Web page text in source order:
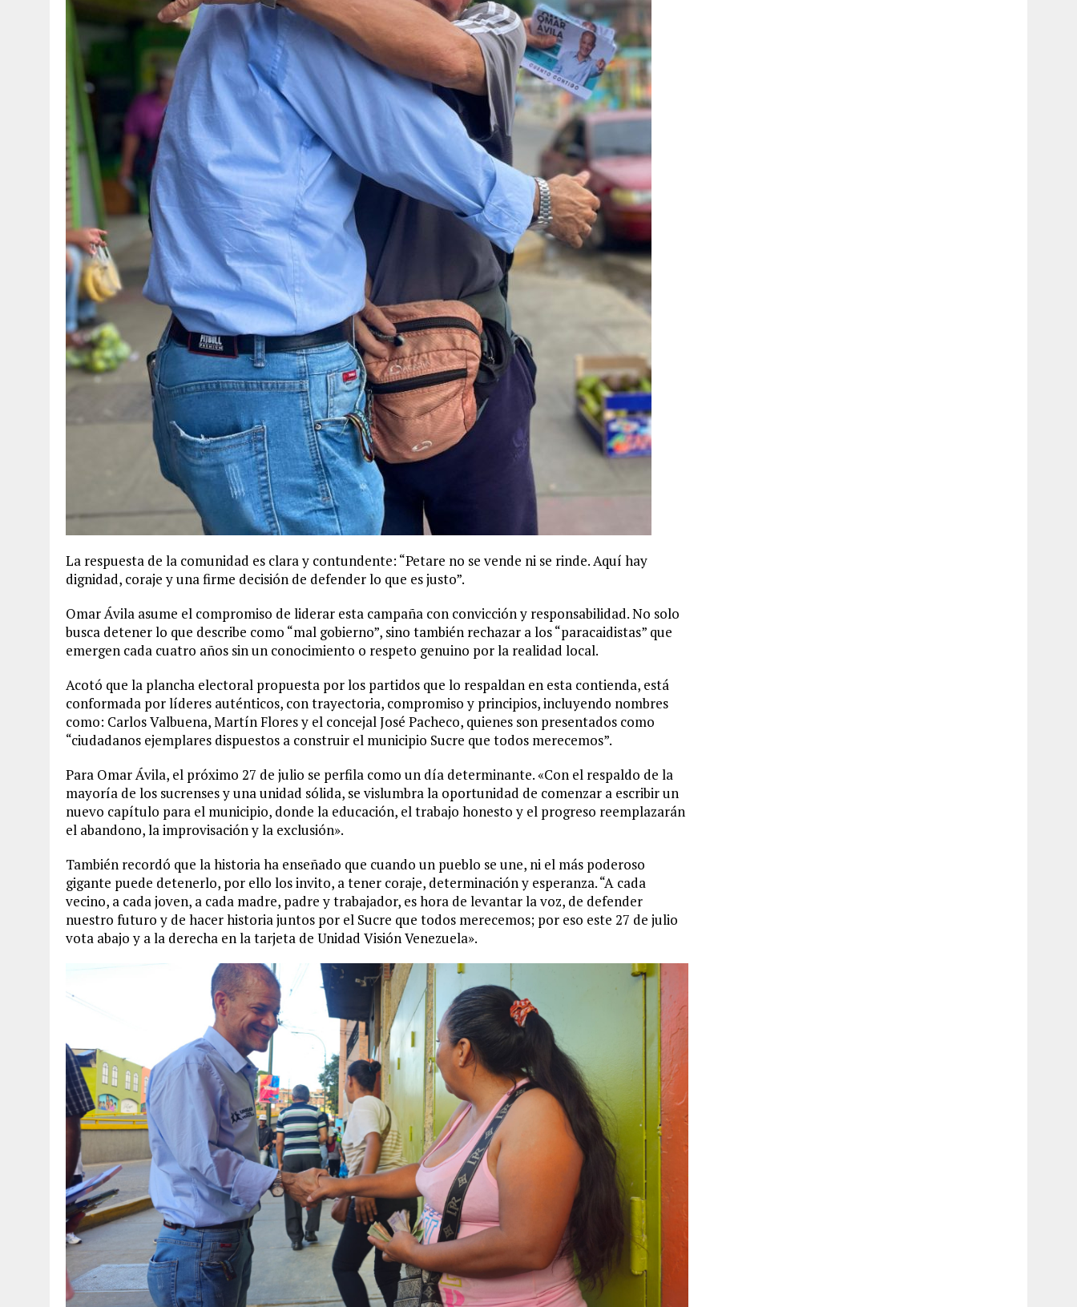
La respuesta de la comunidad es clara y contundente: “Petare no se vende ni se rinde. Aquí hay
dignidad, coraje y una firme decisión de defender lo que es justo”.
Omar Ávila asume el compromiso de liderar esta campaña con convicción y responsabilidad. No solo
busca detener lo que describe como “mal gobierno”, sino también rechazar a los “paracaidistas” que
emergen cada cuatro años sin un conocimiento o respeto genuino por la realidad local.
Acotó que la plancha electoral propuesta por los partidos que lo respaldan en esta contienda, está
conformada por líderes auténticos, con trayectoria, compromiso y principios, incluyendo nombres
como: Carlos Valbuena, Martín Flores y el concejal José Pacheco, quienes son presentados como
“ciudadanos ejemplares dispuestos a construir el municipio Sucre que todos merecemos”.
Para Omar Ávila, el próximo 27 de julio se perfila como un día determinante. «Con el respaldo de la
mayoría de los sucrenses y una unidad sólida, se vislumbra la oportunidad de comenzar a escribir un
nuevo capítulo para el municipio, donde la educación, el trabajo honesto y el progreso reemplazarán
el abandono, la improvisación y la exclusión».
También recordó que la historia ha enseñado que cuando un pueblo se une, ni el más poderoso
gigante puede detenerlo, por ello los invito, a tener coraje, determinación y esperanza. “A cada
vecino, a cada joven, a cada madre, padre y trabajador, es hora de levantar la voz, de defender
nuestro futuro y de hacer historia juntos por el Sucre que todos merecemos; por eso este 27 de julio
vota abajo y a la derecha en la tarjeta de Unidad Visión Venezuela».